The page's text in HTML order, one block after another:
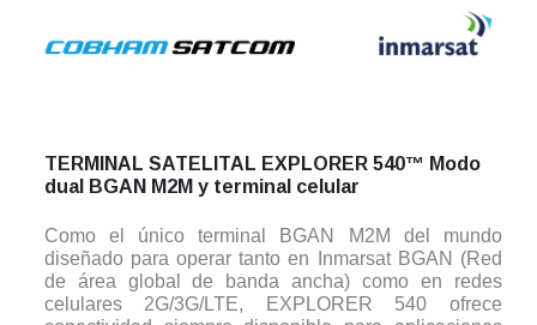
TERMINAL SATELITAL EXPLORER 540™ Modo
dual BGAN M2M y terminal celular
Como el único terminal BGAN M2M del mundo
diseñado para operar tanto en Inmarsat BGAN (Red
de área global de banda ancha) como en redes
celulares 2G/3G/LTE, EXPLORER 540 ofrece